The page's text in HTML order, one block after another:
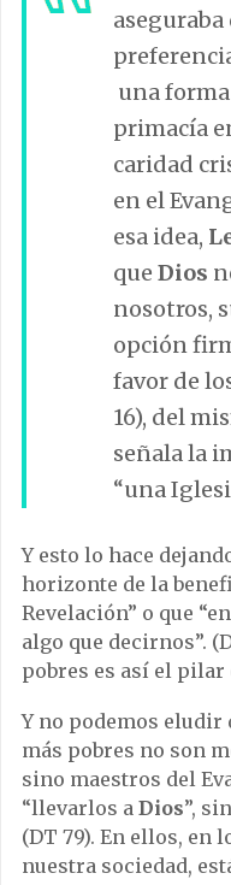
una
primacía
caridad
en el
esa idea,
que Dios
nosotros,
opción
favor de
16), del
señala la
“una
Y esto lo hace
horizonte de la
Revelación” o que
algo que decirnos”.
pobres es así el pilar
Y no podemos eludir
más pobres no son
sino maestros del
“llevarlos a Dios”,
(DT 79). En ellos, en
nuestra sociedad,